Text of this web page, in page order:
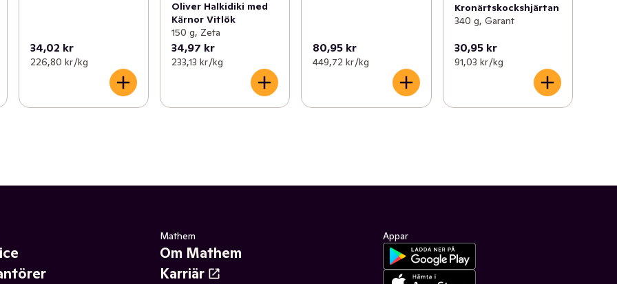
34,02 kr
226,80 kr /kg
Oliver Halkidiki med
Kärnor Vitlök
150 g, Zeta
34,97 kr
233,13 kr /kg
80,95 kr
449,72 kr /kg
Kronärtskockshjärtan
340 g, Garant
30,95 kr
91,03 kr /kg
Mathem
Om Mathem
Karriär
Appar